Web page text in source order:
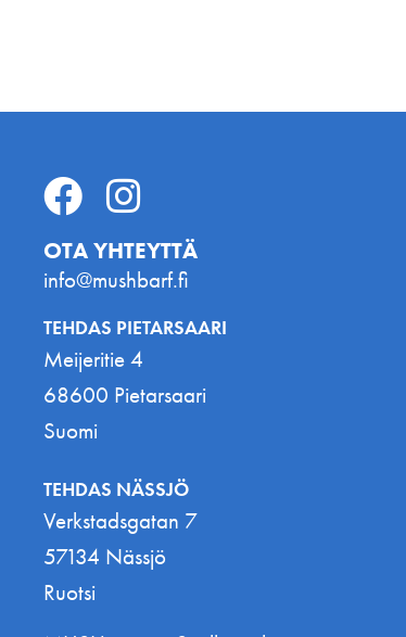
OTA YHTEYTTÄ
info@mushbarf.fi
TEHDAS PIETARSAARI
Meijeritie 4
68600 Pietarsaari
Suomi
TEHDAS NÄSSJÖ
Verkstadsgatan 7
57134 Nässjö
Ruotsi